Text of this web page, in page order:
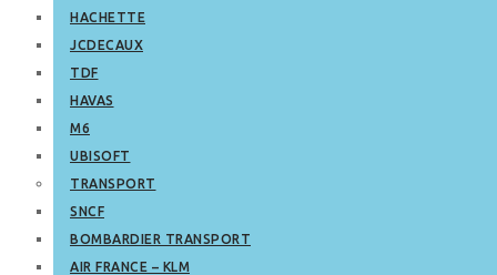
HACHETTE
JCDECAUX
TDF
HAVAS
M6
UBISOFT
TRANSPORT
SNCF
BOMBARDIER TRANSPORT
AIR FRANCE – KLM